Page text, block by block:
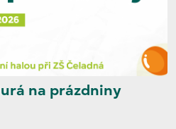
na prázdniny